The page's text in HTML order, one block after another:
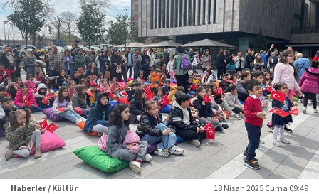
Haberler / Kültür 18 Nisan 2025 Cuma 09:49